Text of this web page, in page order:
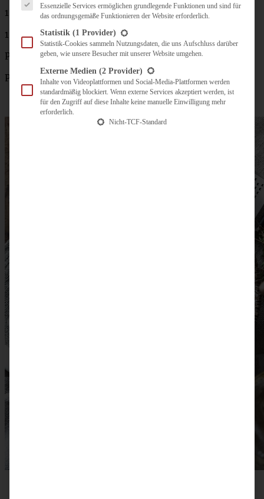
100 g kräftigen Bergkäse gerieben oder Parmesankäse
100 ml Sahne
Pfeffer und Salz
Parmesan zum Servieren
Essenzielle Services ermöglichen grundlegende Funktionen und sind für
das ordnungsgemäße Funktionieren der Website erforderlich.
Statistik (1 Provider)
Statistik-Cookies sammeln Nutzungsdaten, die uns Aufschluss darüber
geben, wie unsere Besucher mit unserer Website umgehen.
Externe Medien (2 Provider)
Inhalte von Videoplattformen und Social-Media-Plattformen werden
standardmäßig blockiert. Wenn externe Services akzeptiert werden, ist
für den Zugriff auf diese Inhalte keine manuelle Einwilligung mehr
erforderlich.
Nicht-TCF-Standard